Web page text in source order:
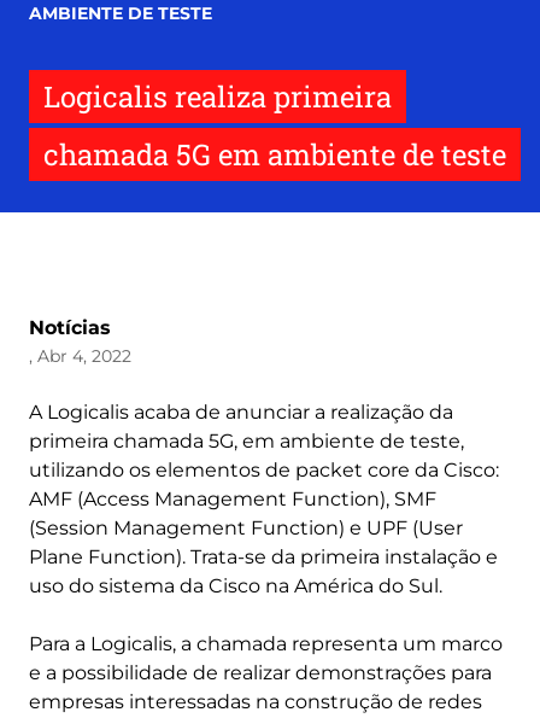
AMBIENTE DE TESTE
Logicalis realiza primeira
chamada 5G em ambiente de teste
Notícias
, Abr 4, 2022
A Logicalis acaba de anunciar a realização da
primeira chamada 5G, em ambiente de teste,
utilizando os elementos de packet core da Cisco:
AMF (Access Management Function), SMF
(Session Management Function) e UPF (User
Plane Function). Trata-se da primeira instalação e
uso do sistema da Cisco na América do Sul.
Para a Logicalis, a chamada representa um marco
e a possibilidade de realizar demonstrações para
empresas interessadas na construção de redes